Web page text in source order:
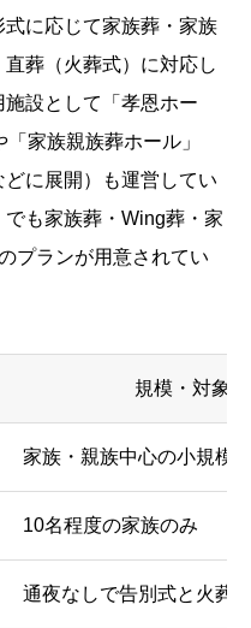
に応じて家族葬・家族
葬（火葬式）に対応し
設として「孝恩ホー
家族親族葬ホール」
どに展開）も運営してい
も家族葬・Wing葬・家
プランが用意されてい
規模・対象
家族・親族中心の小規模
10名程度の家族のみ
通夜なしで告別式と火葬